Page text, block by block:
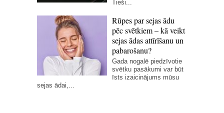
Tieši...
Rūpes par sejas ādu
pēc svētkiem – kā veikt
sejas ādas attīrīšanu un
pabarošanu?
Gada nogalē piedzīvotie
svētku pasākumi var būt
īsts izaicinājums mūsu
sejas ādai,...